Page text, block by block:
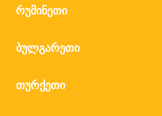
რუმინეთი
ბულგარეთი
თურქეთი